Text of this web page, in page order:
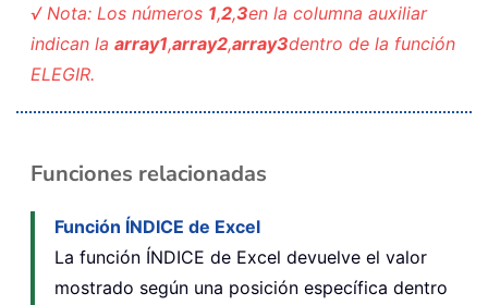
√ Nota: Los números 1,2,3en la columna auxiliar
indican la array1,array2,array3dentro de la función
ELEGIR.
Funciones relacionadas
Función ÍNDICE de Excel
La función ÍNDICE de Excel devuelve el valor
mostrado según una posición específica dentro